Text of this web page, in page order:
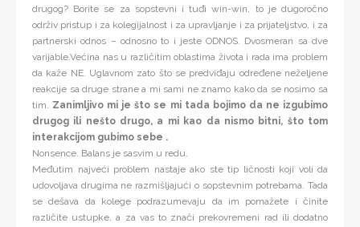
drugog? Borite se za sopstevni i tuđi win-win, to je dugoročno
održiv pristup i za kolegijalnost i za upravljanje i za prijateljstvo, i za
partnerski odnos – odnosno to i jeste ODNOS. Dvosmeran sa dve
varijable.Većina nas u različitim oblastima života i rada ima problem
da kaže NE. Uglavnom zato što se predviđaju određene neželjene
reakcije sa druge strane a mi sami ne znamo kako da se nosimo sa
tim. Zanimljivo mi je što se mi tada bojimo da ne izgubimo
drugog ili nešto drugo, a mi kao da nismo bitni, što tom
interakcijom gubimo sebe .
Nonsence. Balans je sasvim u redu.
Međutim najveći problem nastaje ako ste tip ličnosti koji voli da
udovoljava drugima ne razmišljajući o sopstevnim potrebama. Tada
se dešava da kolege podrazumevaju da im pomažete i činite
različite ustupke, a za vas to znači prekovremeni rad ili dodatno